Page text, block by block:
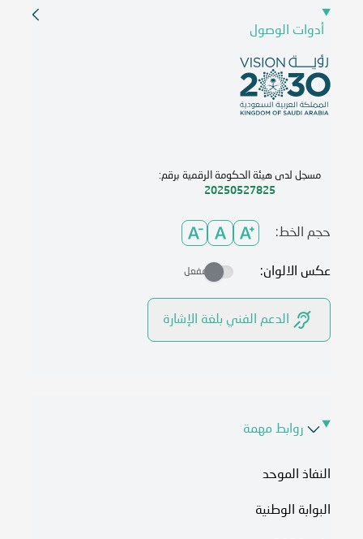
أدوات الوصول
مسجل لدى هيئة الحكومة الرقمية برقم:
20250527825
حجم الخط:
عكس الالوان: مفعل
الدعم الفني بلغة الإشارة
روابط مهمة
النفاذ الموحد
البوابة الوطنية